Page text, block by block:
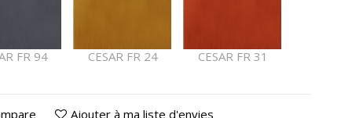
FR 94 CESAR FR 24 CESAR FR 31
Ajouter à ma liste d'envies